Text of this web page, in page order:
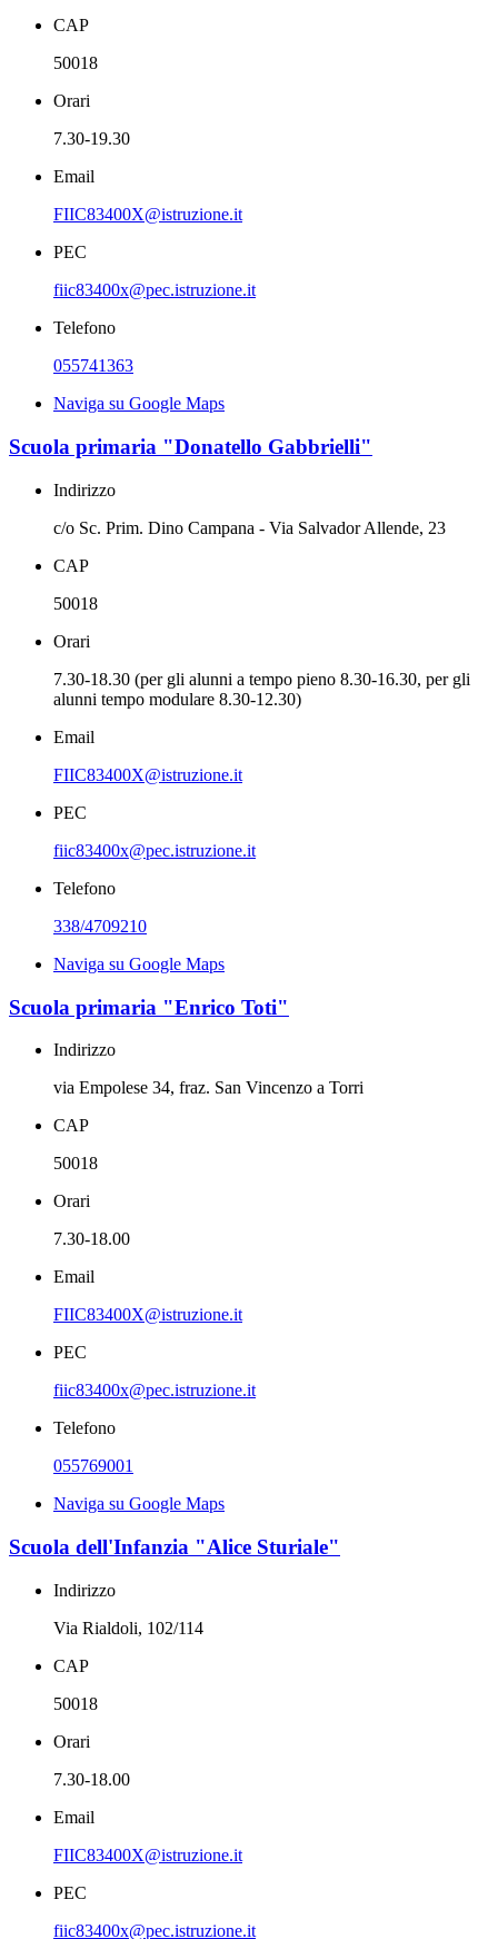
CAP
50018
Orari
7.30-19.30
Email
FIIC83400X@istruzione.it
PEC
fiic83400x@pec.istruzione.it
Telefono
055741363
Naviga su Google Maps
Scuola primaria "Donatello Gabbrielli"
Indirizzo
c/o Sc. Prim. Dino Campana - Via Salvador Allende, 23
CAP
50018
Orari
7.30-18.30 (per gli alunni a tempo pieno 8.30-16.30, per gli
alunni tempo modulare 8.30-12.30)
Email
FIIC83400X@istruzione.it
PEC
fiic83400x@pec.istruzione.it
Telefono
338/4709210
Naviga su Google Maps
Scuola primaria "Enrico Toti"
Indirizzo
via Empolese 34, fraz. San Vincenzo a Torri
CAP
50018
Orari
7.30-18.00
Email
FIIC83400X@istruzione.it
PEC
fiic83400x@pec.istruzione.it
Telefono
055769001
Naviga su Google Maps
Scuola dell'Infanzia "Alice Sturiale"
Indirizzo
Via Rialdoli, 102/114
CAP
50018
Orari
7.30-18.00
Email
FIIC83400X@istruzione.it
PEC
fiic83400x@pec.istruzione.it